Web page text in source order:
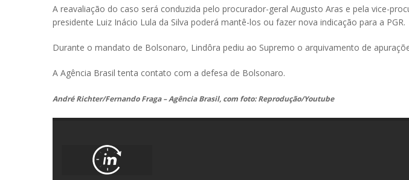
A reavaliação do caso será conduzida pelo procurador-geral Augusto Aras e pela vice-
presidente Luiz Inácio Lula da Silva poderá mantê-los ou fazer nova indicação para a PGR.
Durante o mandato de Bolsonaro, Lindôra pediu ao Supremo o arquivamento de
A Agência Brasil tenta contato com a defesa de Bolsonaro.
André Richter/Fernando Fraga – Agência Brasil, com foto: Reprodução/Youtube